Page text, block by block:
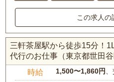
この求人の
三軒茶屋駅から徒歩15分！
代行のお仕事（東京都世田谷
時給 1,500〜1,860円